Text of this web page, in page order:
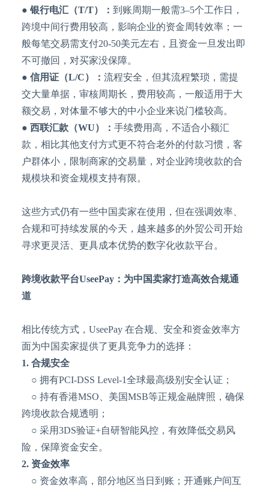
● 银行电汇（T/T）： 到账周期一般需3–5个工作日，
跨境中间行费用较高，影响企业的资金周转效率；一
般每笔交易需支付20-50美元左右，且资金一旦发出即
不可撤回，对买家没保障。
● 信用证（L/C）： 流程安全，但其流程繁琐，需提
交大量单据，审核周期长，费用较高，一般适用于大
额交易，对体量不够大的中小企业来说门槛较高。
● 西联汇款（WU）： 手续费用高，不适合小额汇
款，相比其他支付方式更不符合老外的付款习惯，客
户群体小，限制商家的交易量，对企业跨境收款的合
规模块和资金规模支持有限。
这些方式仍有一些中国卖家在使用，但在强调效率、
合规和可持续发展的今天，越来越多的外贸公司开始
寻求更灵活、更具成本优势的数字化收款平台。
跨境收款平台UseePay：为中国卖家打造高效合规通
道
相比传统方式， UseePay 在合规、安全和资金效率方
面为中国卖家提供了更具竞争力的选择：
1. 合规安全
○ 拥有PCI-DSS Level-1全球最高级别安全认证；
○ 持有香港MSO、美国MSB等正规金融牌照，确保
跨境收款合规透明；
○ 采用3DS验证+自研智能风控，有效降低交易风
险，保障资金安全。
2. 资金效率
○ 资金效率高，部分地区当日到账；开通账户间互